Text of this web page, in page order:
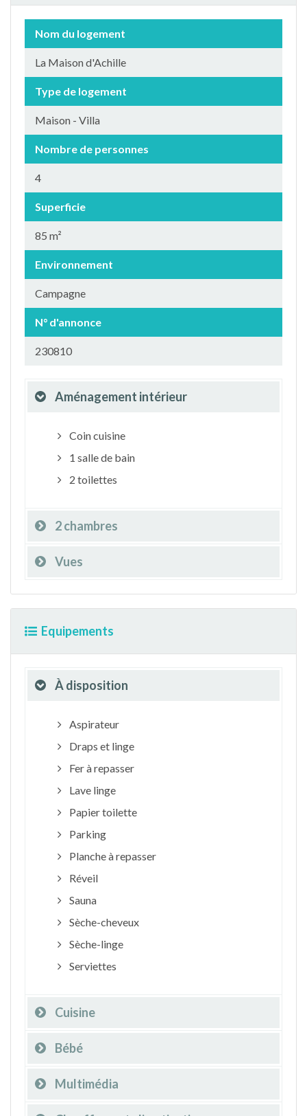
Nom du logement
La Maison d'Achille
Type de logement
Maison - Villa
Nombre de personnes
4
Superficie
85 m²
Environnement
Campagne
N° d'annonce
230810
Aménagement intérieur
Coin cuisine
1 salle de bain
2 toilettes
2 chambres
Vues
Equipements
À disposition
Aspirateur
Draps et linge
Fer à repasser
Lave linge
Papier toilette
Parking
Planche à repasser
Réveil
Sauna
Sèche-cheveux
Sèche-linge
Serviettes
Cuisine
Bébé
Multimédia